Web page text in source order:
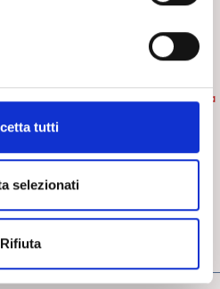
tutti
selezionati
Rifiuta
è concentrato sull’estensione del
psicotiche.
Enrico Mangini, Libreria Cortina